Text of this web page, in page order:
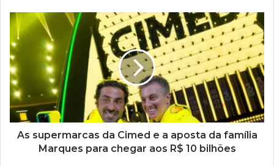
As supermarcas da Cimed e a aposta da família
Marques para chegar aos R$ 10 bilhões